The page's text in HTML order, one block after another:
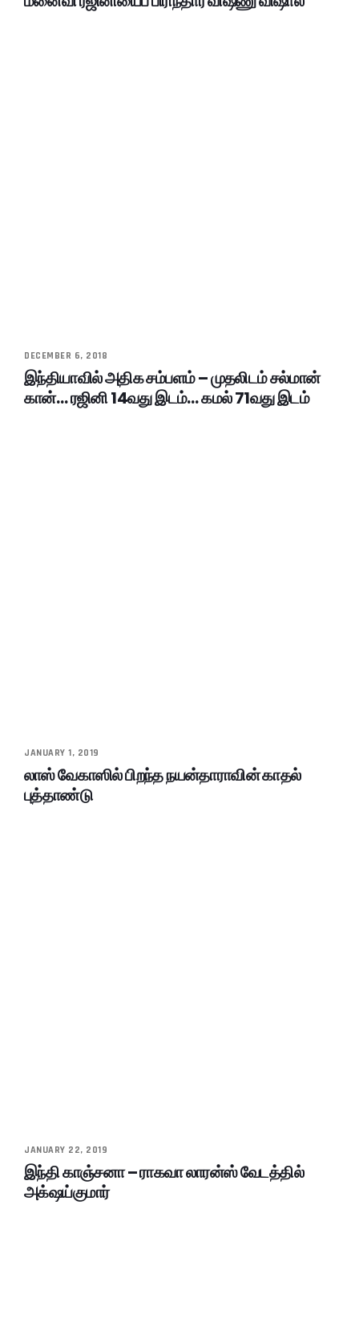
DECEMBER 6, 2018
இந்தியாவில் அதிக சம்பளம் – முதலிடம் சல்மான்
கான்… ரஜினி 14வது இடம்… கமல் 71வது இடம்
JANUARY 1, 2019
லாஸ் வேகாஸில் பிறந்த நயன்தாராவின் காதல்
புத்தாண்டு
JANUARY 22, 2019
இந்தி காஞ்சனா – ராகவா லாரன்ஸ் வேடத்தில்
அக்‌ஷய்குமார்